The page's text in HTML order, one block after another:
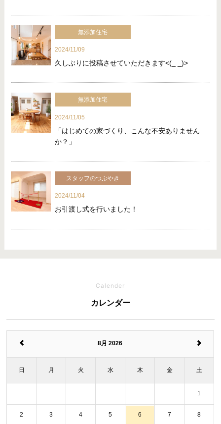
無添加住宅
2024/11/09
久しぶりに投稿させていただきます<(_ _)>
無添加住宅
2024/11/05
「はじめての家づくり、こんな不安ありません
か？」
スタッフのつぶやき
2024/11/04
お引渡し式を行いました！
Calender
カレンダー
8月 2026
日 月 火 水 木 金 土
1
2 3 4 5 6 7 8